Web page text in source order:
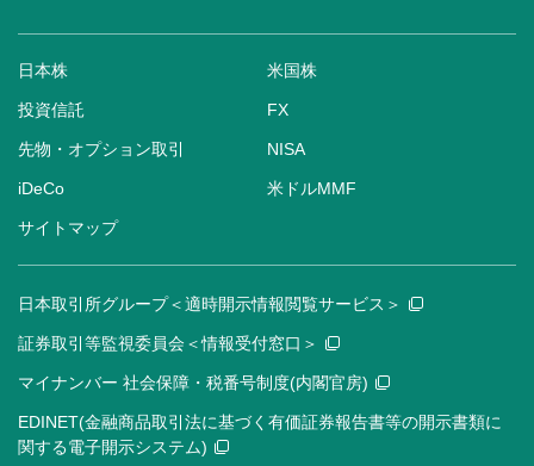
日本株 米国株
投資信託 FX
先物・オプション取引 NISA
iDeCo 米ドルMMF
サイトマップ
日本取引所グループ＜適時開示情報閲覧サービス＞
証券取引等監視委員会＜情報受付窓口＞
マイナンバー 社会保障・税番号制度(内閣官房)
EDINET(金融商品取引法に基づく有価証券報告書等の開示書類に
関する電子開示システム)